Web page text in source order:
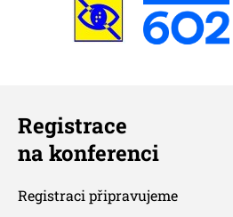
Registrace
na konferenci
Registraci připravujeme